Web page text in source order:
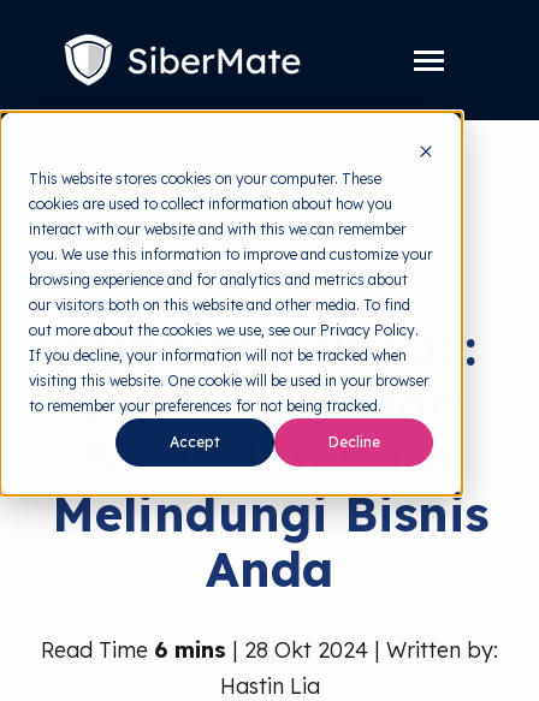
This website stores cookies on your computer. These
cookies are used to collect information about how you
interact with our website and with this we can remember
you. We use this information to improve and customize your
browsing experience and for analytics and metrics about
our visitors both on this website and other media. To find
out more about the cookies we use, see our Privacy Policy.
If you decline, your information will not be tracked when
visiting this website. One cookie will be used in your browser
to remember your preferences for not being tracked.
Accept Decline
Toggle
Layanan
children
for
Layanan
Harga
Resources Toggle
children
for
Resources
Tools Gratis Toggle
children
for
Tools
Tentang
Coba Gratis
back to HRMI
Cyber Threats
Cyberattack 101:
Jenis Serangan
Siber dan Cara
Melindungi Bisnis
Anda
Read Time 6 mins | 28 Okt 2024 | Written by:
Hastin Lia